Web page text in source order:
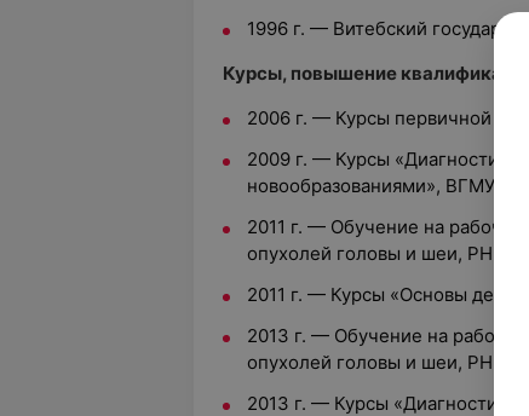
1996 г. — Витебский
Курсы, повышение квалификации:
2006 г. — Курсы первичной
2009 г. — Курсы
новообразованиями», ВГМУ
2011 г. — Обучение на
опухолей головы и шеи, РНПЦ
2011 г. — Курсы «Основы
2013 г. — Обучение на
опухолей головы и шеи, РНПЦ
2013 г. — Курсы «Диагностика